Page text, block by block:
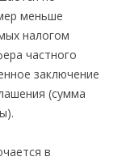
меньше
налогом
частного
заключение
(сумма